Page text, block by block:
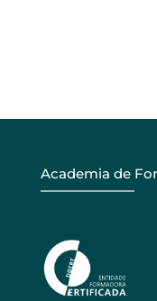
Academia de